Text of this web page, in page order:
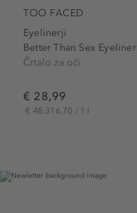
TOO FACED
Eyelinerji
Better Than Sex Eyeliner
Črtalo za oči
€ 28,99
€ 48.316,70 / 1 l